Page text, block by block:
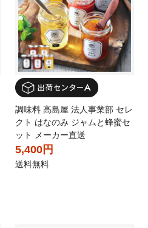
調味料 高島屋 法人事業部 セレ
クト はなのみ ジャムと蜂蜜セ
ット メーカー直送
5,400円
送料無料